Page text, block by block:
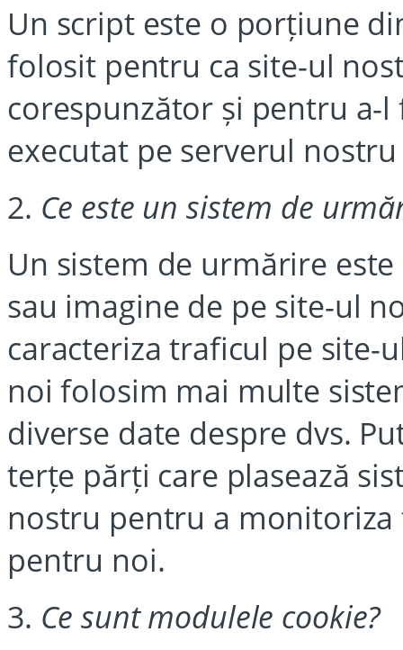
Un script este o porțiune
folosit pentru ca site-ul
corespunzător și pentru a-
executat pe serverul
2. Ce este un sistem de
Un sistem de urmărire
sau imagine de pe site-ul
caracteriza traficul pe site-
noi folosim mai multe
diverse date despre dvs.
terțe părți care plasează
nostru pentru a
pentru noi.
3. Ce sunt modulele cookie?